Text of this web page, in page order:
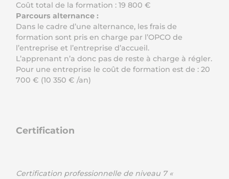
Coût total de la formation : 19 800 €
Parcours alternance :
Dans le cadre d’une alternance, les frais de
formation sont pris en charge par l’OPCO de
l’entreprise et l’entreprise d’accueil.
L’apprenant n’a donc pas de reste à charge à régler.
Pour une entreprise le coût de formation est de : 20
700 € (10 350 € /an)
Certification
Certification professionnelle de niveau 7 «